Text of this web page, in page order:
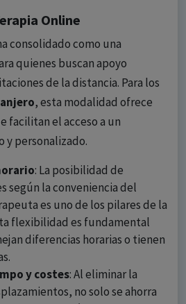
Online
consolidado como una
quienes buscan apoyo
de la distancia. Para los
, esta modalidad ofrece
facilitan el acceso a un
y personalizado.
: La posibilidad de
según la conveniencia del
es uno de los pilares de la
flexibilidad es fundamental
diferencias horarias o tienen
y costes: Al eliminar la
no solo se ahorra